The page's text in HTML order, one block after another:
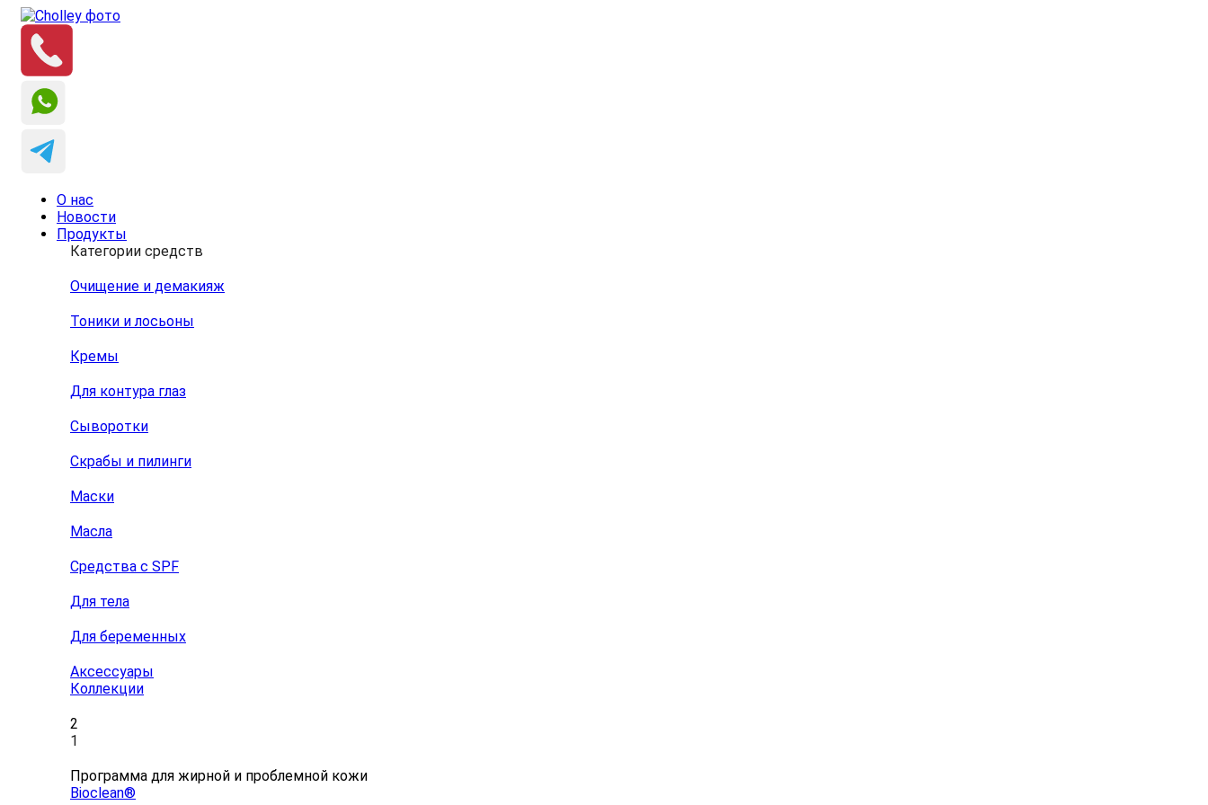
О нас
Новости
Продукты
Категории средств
Очищение и демакияж
Тоники и лосьоны
Кремы
Для контура глаз
Сыворотки
Скрабы и пилинги
Маски
Масла
Средства с SPF
Для тела
Для беременных
Аксессуары
Коллекции
2
1
Программа для жирной и проблемной кожи
Bioclean®